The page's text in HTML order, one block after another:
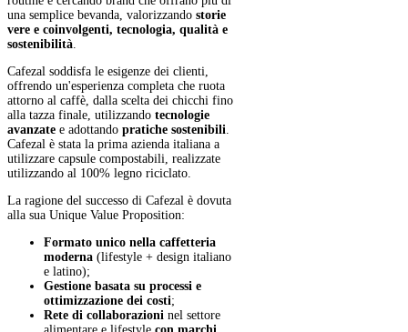
una semplice bevanda, valorizzando storie
vere e coinvolgenti, tecnologia, qualità e
sostenibilità.
Cafezal soddisfa le esigenze dei clienti,
offrendo un'esperienza completa che ruota
attorno al caffè, dalla scelta dei chicchi fino
alla tazza finale, utilizzando tecnologie
avanzate e adottando pratiche sostenibili.
Cafezal è stata la prima azienda italiana a
utilizzare capsule compostabili, realizzate
utilizzando al 100% legno riciclato.
La ragione del successo di Cafezal è dovuta
alla sua Unique Value Proposition:
Formato unico nella caffetteria
moderna (lifestyle + design italiano
e latino);
Gestione basata su processi e
ottimizzazione dei costi;
Rete di collaborazioni nel settore